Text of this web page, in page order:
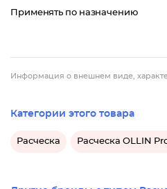
Применять по назначению
Информация о внешнем виде,
Категории этого товара
Расческа Расческа OLLIN